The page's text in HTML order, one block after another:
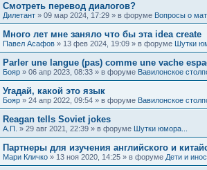
Смотреть перевод диалогов?
Дилетант » 09 мар 2024, 17:29 » в форуме Вопросы о
Много лет мне заняло что бы эта idea create
Павел Асафов » 13 фев 2024, 19:09 » в форуме Шутки
Parler une langue (pas) comme une vache
Бояр » 06 апр 2023, 08:33 » в форуме Вавилонское
Угадай, какой это язык
Бояр » 24 апр 2022, 09:54 » в форуме Вавилонское
Reagan tells Soviet jokes
А.П. » 29 авг 2021, 22:39 » в форуме Шутки юмора...
Партнеры для изучения английского и
Мари Кличко » 13 ноя 2020, 14:25 » в форуме Дети и